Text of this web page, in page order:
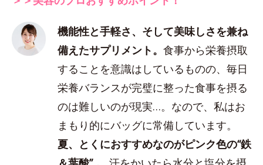
機能性と手軽さ、そして美味しさを兼ね
備えたサプリメント。食事から栄養摂取
することを意識はしているものの、毎日
栄養バランスが完璧に整った食事を摂る
のは難しいのが現実…。なので、私はお
まもり的にバッグに常備しています。
夏、とくにおすすめなのがピンク色の“鉄